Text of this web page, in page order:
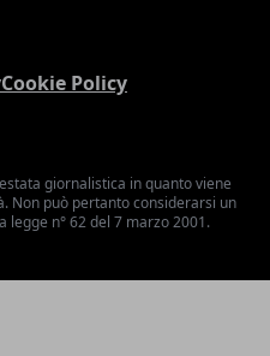
Cookie Policy
giornalistica in quanto viene
Non può pertanto considerarsi un
legge n° 62 del 7 marzo 2001.